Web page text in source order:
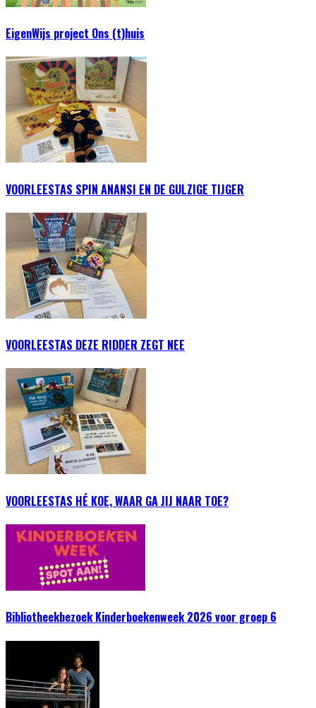
EigenWijs project Ons (t)huis
VOORLEESTAS SPIN ANANSI EN DE GULZIGE TIJGER
VOORLEESTAS DEZE RIDDER ZEGT NEE
VOORLEESTAS HÉ KOE, WAAR GA JIJ NAAR TOE?
Bibliotheekbezoek Kinderboekenweek 2026 voor groep 6